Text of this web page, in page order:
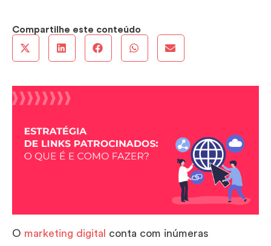
Compartilhe este conteúdo
O marketing digital
conta com inúmeras